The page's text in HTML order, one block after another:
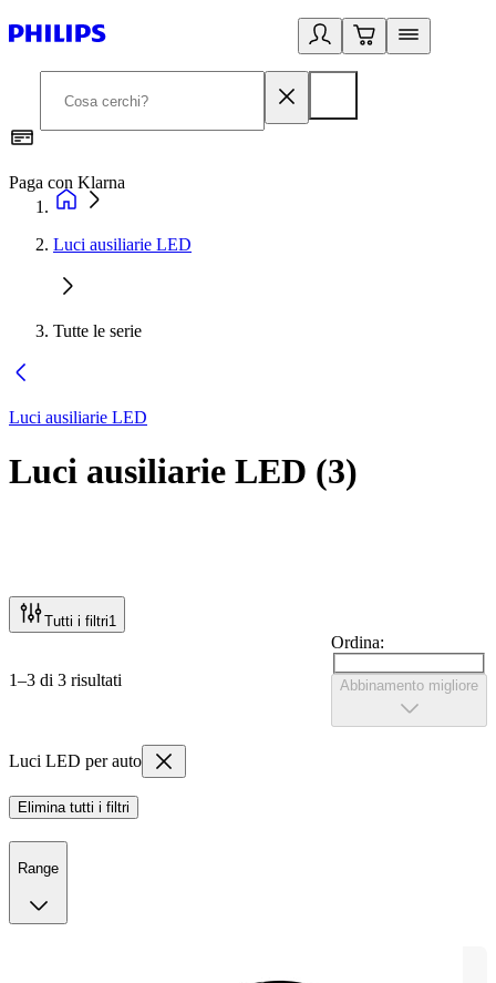
Paga con Klarna
Luci ausiliarie LED
Tutte le serie
Luci ausiliarie LED
Luci ausiliarie LED (3)
Tutti i filtri1
1–3 di 3 risultati
Ordina:
Abbinamento migliore
Luci LED per auto
Elimina tutti i filtri
Range